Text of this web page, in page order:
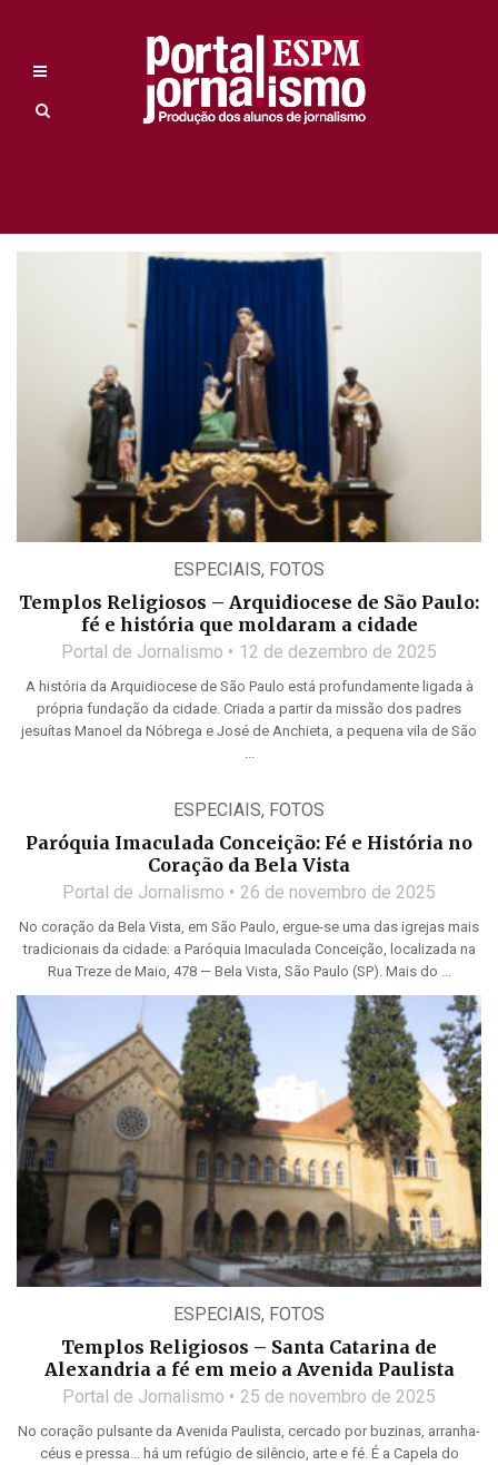
ESPECIAIS, FOTOS
Templos Religiosos – Arquidiocese de São Paulo:
fé e história que moldaram a cidade
Portal de Jornalismo 12 de dezembro de 2025
A história da Arquidiocese de São Paulo está profundamente ligada à
própria fundação da cidade. Criada a partir da missão dos padres
jesuítas Manoel da Nóbrega e José de Anchieta, a pequena vila de São
...
ESPECIAIS, FOTOS
Paróquia Imaculada Conceição: Fé e História no
Coração da Bela Vista
Portal de Jornalismo 26 de novembro de 2025
No coração da Bela Vista, em São Paulo, ergue-se uma das igrejas mais
tradicionais da cidade: a Paróquia Imaculada Conceição, localizada na
Rua Treze de Maio, 478 — Bela Vista, São Paulo (SP). Mais do ...
ESPECIAIS, FOTOS
Templos Religiosos – Santa Catarina de
Alexandria a fé em meio a Avenida Paulista
Portal de Jornalismo 25 de novembro de 2025
No coração pulsante da Avenida Paulista, cercado por buzinas, arranha-
céus e pressa... há um refúgio de silêncio, arte e fé. É a Capela do